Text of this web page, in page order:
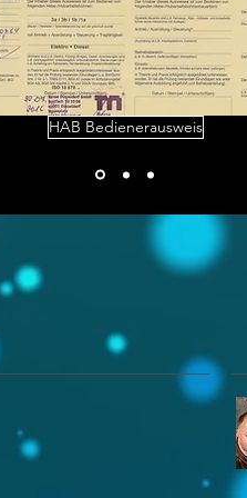
My Hip Event, MM/DD/YY
HAB Bedienerausweis